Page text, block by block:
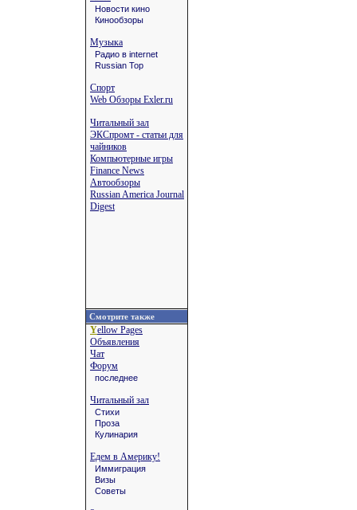
Новости кино
Кинообзоры
Музыка
Радио в internet
Russian Top
Спорт
Web Обзоры Exler.ru
Читальный зал
ЭКСпромт - статьи для
чайников
Компьютерные игры
Finance News
Автообзоры
Russian America Journal
Digest
Смотрите также
Yellow Pages
Объявления
Чат
Форум
последнее
Читальный зал
Стихи
Проза
Кулинария
Едем в Америку!
Иммиграция
Визы
Советы